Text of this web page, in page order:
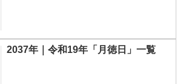
2037年｜令和19年「月徳日」一覧